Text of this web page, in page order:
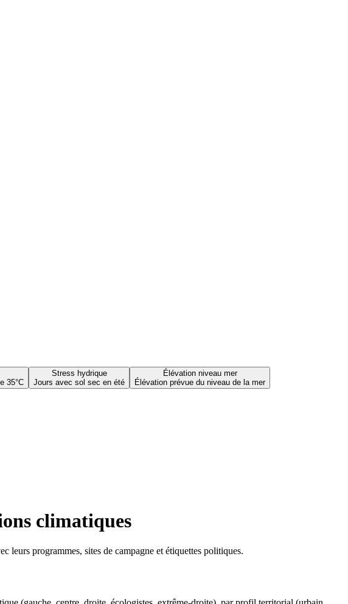
35°C
Stress hydrique
Jours avec sol sec en été
Élévation niveau mer
Élévation prévue du niveau de la mer
climatiques
leurs programmes, sites de campagne et étiquettes politiques.